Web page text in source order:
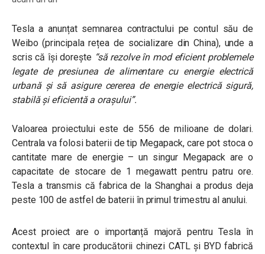
Tesla a anunțat semnarea contractului pe contul său de
Weibo (principala rețea de socializare din China), unde a
scris că își dorește “să rezolve în mod eficient problemele
legate de presiunea de alimentare cu energie electrică
urbană și să asigure cererea de energie electrică sigură,
stabilă și eficientă a orașului”.
Valoarea proiectului este de 556 de milioane de dolari.
Centrala va folosi baterii de tip Megapack, care pot stoca o
cantitate mare de energie – un singur Megapack are o
capacitate de stocare de 1 megawatt pentru patru ore.
Tesla a transmis că fabrica de la Shanghai a produs deja
peste 100 de astfel de baterii în primul trimestru al anului.
Acest proiect are o importanță majoră pentru Tesla în
contextul în care producătorii chinezi CATL și BYD fabrică